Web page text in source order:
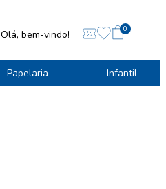
Olá, bem-vindo! 0
Papelaria Infantil